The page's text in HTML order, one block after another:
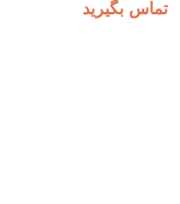
تماس بگیرید